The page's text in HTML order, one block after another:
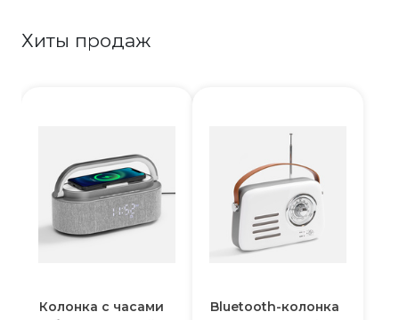
Хиты продаж
Колонка с часами
Bluetooth-колонка